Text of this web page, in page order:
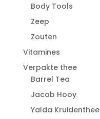
Body Tools
Zeep
Zouten
Vitamines
Verpakte thee
Barrel Tea
Jacob Hooy
Yalda Kruidenthee